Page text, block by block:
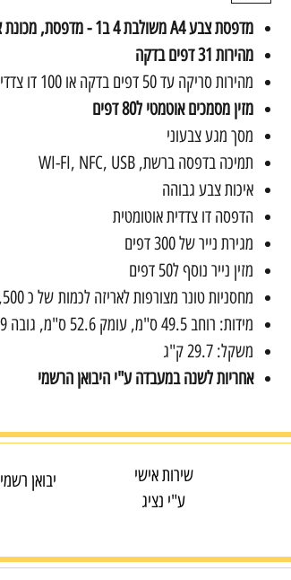
מדפסת צבע A4 משולבת 4 ב1 - מדפסת, מכונת צילום, סורק ופקס
מהירות 31 דפים בדקה
מהירות סריקה עד 50 דפים בדקה או 100 דו צדדי
מזין מסמכים אוטמטי ל80 דפים
מסך מגע צבעוני
תמיכה בדפסה ברשת,
WI-FI, NFC, USB
איכות צבע גבוהה
הדפסה דו צדדית אוטומטית
מגירת נייר של 300 דפים
מזין נייר נוסף ל50 דפים
מחסניות טונר מצורפות לאריזה לכמות של כ 6,500 הדפסות בשחור ובצבע
מידות: רוחב 49.5 ס"מ, עומק 52.6 ס"מ, גובה 54.9 ס"מ
משקל: 29.7 ק"ג
אחריות לשנה במעבדה ע"י היבואן הרשמי
שירות אישי
ע"י נציג
יבואן רשמי